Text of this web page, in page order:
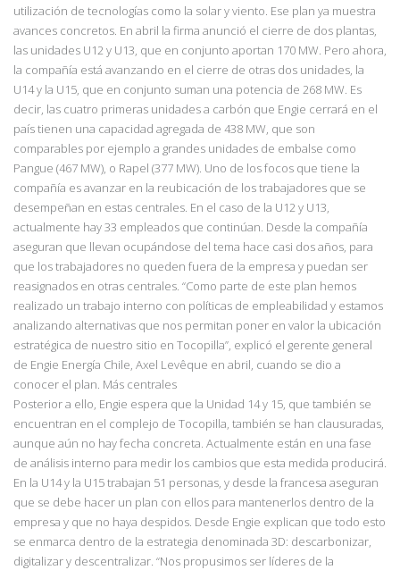
utilización de tecnologías como la solar y viento. Ese plan ya muestra
avances concretos. En abril la firma anunció el cierre de dos plantas,
las unidades U12 y U13, que en conjunto aportan 170 MW. Pero ahora,
la compañía está avanzando en el cierre de otras dos unidades, la
U14 y la U15, que en conjunto suman una potencia de 268 MW. Es
decir, las cuatro primeras unidades a carbón que Engie cerrará en el
país tienen una capacidad agregada de 438 MW, que son
comparables por ejemplo a grandes unidades de embalse como
Pangue (467 MW), o Rapel (377 MW). Uno de los focos que tiene la
compañía es avanzar en la reubicación de los trabajadores que se
desempeñan en estas centrales. En el caso de la U12 y U13,
actualmente hay 33 empleados que continúan. Desde la compañía
aseguran que llevan ocupándose del tema hace casi dos años, para
que los trabajadores no queden fuera de la empresa y puedan ser
reasignados en otras centrales. “Como parte de este plan hemos
realizado un trabajo interno con políticas de empleabilidad y estamos
analizando alternativas que nos permitan poner en valor la ubicación
estratégica de nuestro sitio en Tocopilla”, explicó el gerente general
de Engie Energía Chile, Axel Levêque en abril, cuando se dio a
conocer el plan. Más centrales
Posterior a ello, Engie espera que la Unidad 14 y 15, que también se
encuentran en el complejo de Tocopilla, también se han clausuradas,
aunque aún no hay fecha concreta. Actualmente están en una fase
de análisis interno para medir los cambios que esta medida producirá.
En la U14 y la U15 trabajan 51 personas, y desde la francesa aseguran
que se debe hacer un plan con ellos para mantenerlos dentro de la
empresa y que no haya despidos. Desde Engie explican que todo esto
se enmarca dentro de la estrategia denominada 3D: descarbonizar,
digitalizar y descentralizar. “Nos propusimos ser líderes de la